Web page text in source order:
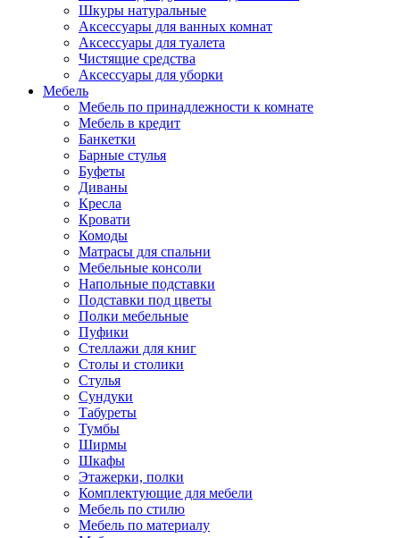
Шкуры натуральные
Аксессуары для ванных комнат
Аксессуары для туалета
Чистящие средства
Аксессуары для уборки
Мебель
Мебель по принадлежности к комнате
Мебель в кредит
Банкетки
Барные стулья
Буфеты
Диваны
Кресла
Кровати
Комоды
Матрасы для спальни
Мебельные консоли
Напольные подставки
Подставки под цветы
Полки мебельные
Пуфики
Стеллажи для книг
Столы и столики
Стулья
Сундуки
Табуреты
Тумбы
Ширмы
Шкафы
Этажерки, полки
Комплектующие для мебели
Мебель по стилю
Мебель по материалу